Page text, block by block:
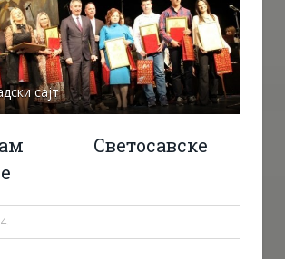
сајт
Светосавске